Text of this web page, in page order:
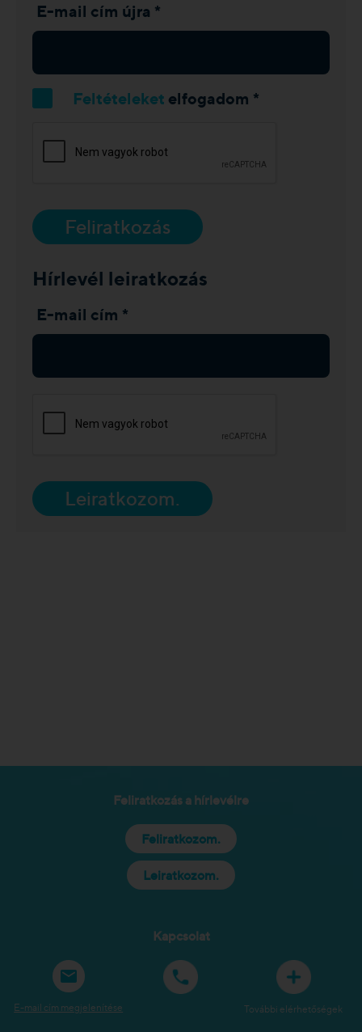
E-mail cím újra *
Feltételeket elfogadom *
Feliratkozás
Hírlevél leiratkozás
E-mail cím *
Leiratkozom.
Feliratkozás a hírlevélre
Feliratkozom.
Leiratkozom.
Kapcsolat
E-mail cím megjelenítése További elérhetőségek